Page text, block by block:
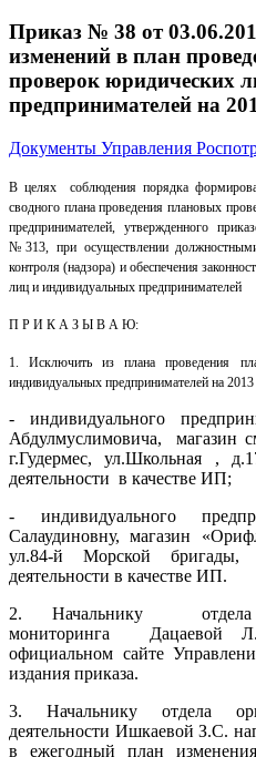
Приказ № 38 от
изменений в план
проверок юридических
предпринимателей на
Документы Управления
В целях соблюдения порядка
сводного плана проведения плановых
предпринимателей, утвержденного
№313, при осуществлении
контроля (надзора) и обеспечения
лиц и индивидуальных предпринимателей
П Р И К А З Ы В А Ю:
1. Исключить из плана проведения
индивидуальных предпринимателей на 2013
- индивидуального
Абдулмуслимовича, магазин
г.Гудермес, ул.Школьная ,
деятельности в качестве ИП;
- индивидуального
Салаудиновну, магазин
ул.84-й Морской
деятельности в качестве ИП.
2. Начальнику отдела
мониторинга Дацаевой
официальном сайте
издания приказа.
3. Начальнику отдела
деятельности Ишкаевой З.С.
в ежегодный план